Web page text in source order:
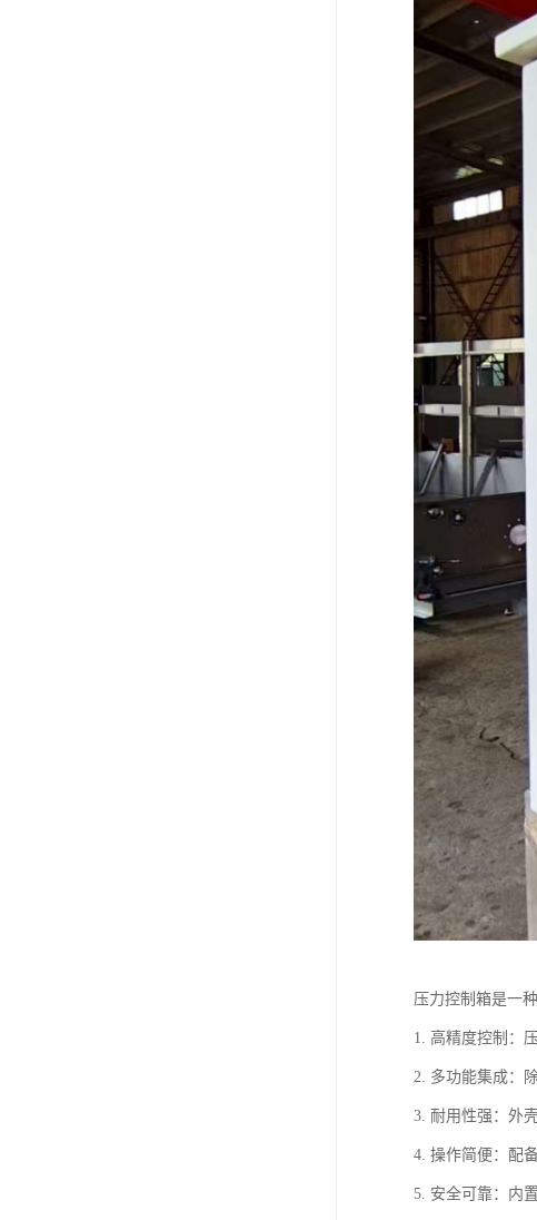
压力控制箱是一
1. 高精度控制：
2. 多功能集成：
3. 耐用性强：外
4. 操作简便：配
5. 安全可靠：内